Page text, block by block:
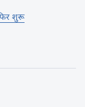
शुरू